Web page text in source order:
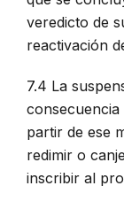
veredicto de
reactivación
7.4 La
partir de ese
redimir o
inscribir al